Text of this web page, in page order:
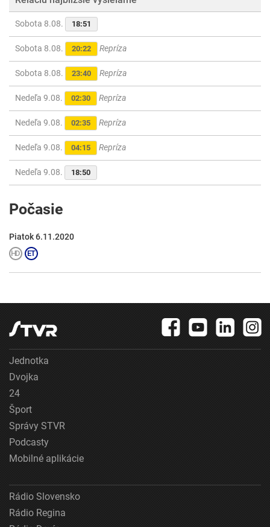
Sobota 8.08. 18:51
Sobota 8.08. 20:22 Repríza
Sobota 8.08. 23:40 Repríza
Nedeľa 9.08. 02:30 Repríza
Nedeľa 9.08. 02:35 Repríza
Nedeľa 9.08. 04:15 Repríza
Nedeľa 9.08. 18:50
Počasie
Piatok 6.11.2020
Jednotka
Dvojka
24
Šport
Správy STVR
Podcasty
Mobilné aplikácie
Rádio Slovensko
Rádio Regina